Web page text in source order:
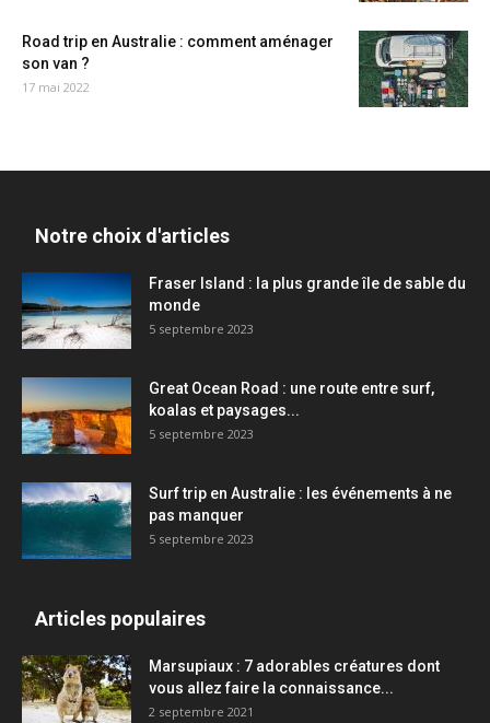
Road trip en Australie : comment aménager
son van ?
17 mai 2022
Notre choix d'articles
Fraser Island : la plus grande île de sable du
monde
5 septembre 2023
Great Ocean Road : une route entre surf,
koalas et paysages...
5 septembre 2023
Surf trip en Australie : les événements à ne
pas manquer
5 septembre 2023
Articles populaires
Marsupiaux : 7 adorables créatures dont
vous allez faire la connaissance...
2 septembre 2021